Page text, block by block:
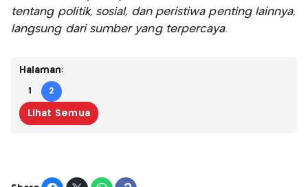
tentang politik, sosial, dan peristiwa penting lainnya,
langsung dari sumber yang terpercaya.
Halaman:
1 2
Lihat Semua